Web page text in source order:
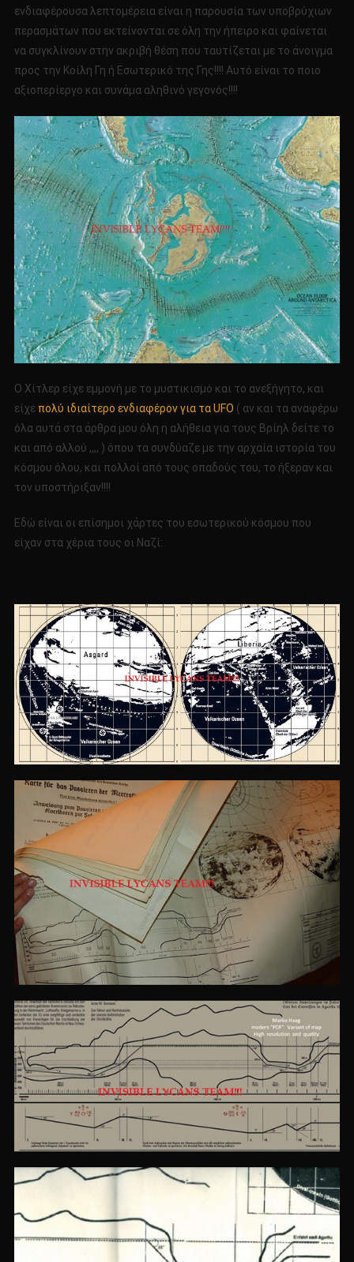
ενδιαφέρουσα λεπτομέρεια είναι η παρουσία των υποβρύχιων
περασμάτων που εκτείνονται σε όλη την ήπειρο και φαίνεται
να συγκλίνουν στην ακριβή θέση που ταυτίζεται με το άνοιγμα
προς την Κοίλη Γη ή Εσωτερικό της Γης!!!! Αυτό είναι το ποιο
αξιοπερίεργο και συνάμα αληθινό γεγονός!!!!
Ο Χίτλερ είχε εμμονή με το μυστικισμό και το ανεξήγητο, και
είχε πολύ ιδιαίτερο ενδιαφέρον για τα UFO ( αν και τα αναφέρω
όλα αυτά στα άρθρα μου όλη η αλήθεια για τους Βρίηλ δείτε το
και από αλλού ,,,, ) όπου τα συνδύαζε με την αρχαία ιστορία του
κόσμου όλου, και πολλοί από τους οπαδούς του, το ήξεραν και
τον υποστήριξαν!!!!
Εδώ είναι οι επίσημοι χάρτες του εσωτερικού κόσμου που
είχαν στα χέρια τους οι Ναζί: